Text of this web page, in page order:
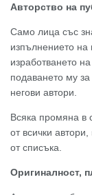
Авторство на
Само лица със
изпълнението на
изработването
подаването му
негови автори.
Всяка промяна в
от всички
от списъка.
Оригиналност,